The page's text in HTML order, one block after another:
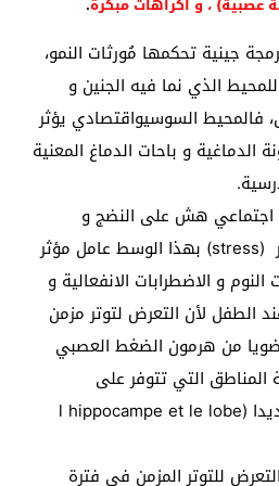
جينية تحكمها مُورثات النمو،
الذي نما فيه الجنين و
فالمحيط السوسيواقتصادي يؤثر
الدماغية و باحات الدماغ المعنية
اجتماعي هش على النضج و
اللذونة، لأن مستوى التوتر (stress) بهذا الوسط عامل مؤثر
و الاضطرابات الانفعالية و
الطفل لأن التعرض لتوتر مزمن
من هرمون الضغط العصبي
المناطق التي تتوفر على
مستقبلات الكورتيزول، تحديدا (l hippocampe et le lobe
للتوتر المزمن في فترة